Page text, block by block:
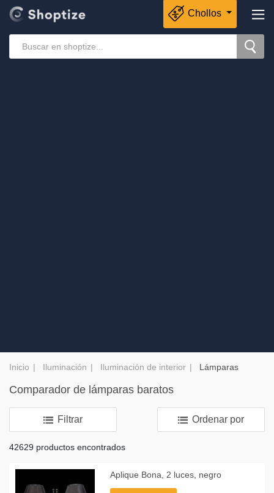
Chollos
Inicio Iluminación Iluminación de interior Lámparas
Comparador de lámparas baratos
Filtrar Ordenar por
42629 productos encontrados
Aplique Bona, 2 luces, negro